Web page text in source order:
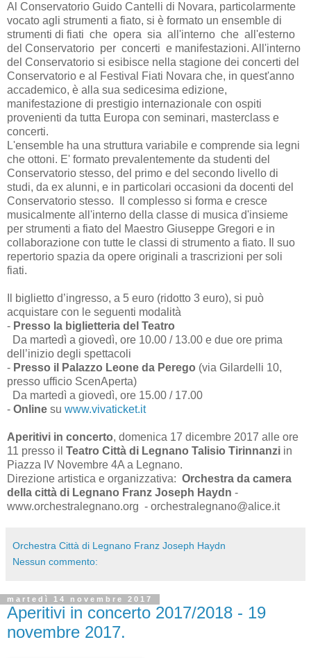
Al Conservatorio Guido Cantelli di Novara, particolarmente
vocato agli strumenti a fiato, si è formato un ensemble di
strumenti di fiati che opera sia all'interno che all'esterno
del Conservatorio per concerti e manifestazioni. All'interno
del Conservatorio si esibisce nella stagione dei concerti del
Conservatorio e al Festival Fiati Novara che, in quest'anno
accademico, è alla sua sedicesima edizione,
manifestazione di prestigio internazionale con ospiti
provenienti da tutta Europa con seminari, masterclass e
concerti.
L'ensemble ha una struttura variabile e comprende sia legni
che ottoni. E' formato prevalentemente da studenti del
Conservatorio stesso, del primo e del secondo livello di
studi, da ex alunni, e in particolari occasioni da docenti del
Conservatorio stesso. Il complesso si forma e cresce
musicalmente all'interno della classe di musica d'insieme
per strumenti a fiato del Maestro Giuseppe Gregori e in
collaborazione con tutte le classi di strumento a fiato. Il suo
repertorio spazia da opere originali a trascrizioni per soli
fiati.
Il biglietto d’ingresso, a 5 euro (ridotto 3 euro), si può
acquistare con le seguenti modalità
- Presso la biglietteria del Teatro
Da martedì a giovedì, ore 10.00 / 13.00 e due ore prima
dell’inizio degli spettacoli
- Presso il Palazzo Leone da Perego (via Gilardelli 10,
presso ufficio ScenAperta)
Da martedì a giovedì, ore 15.00 / 17.00
- Online su www.vivaticket.it
Aperitivi in concerto, domenica 17 dicembre 2017 alle ore
11 presso il Teatro Città di Legnano Talisio Tirinnanzi in
Piazza IV Novembre 4A a Legnano.
Direzione artistica e organizzativa: Orchestra da camera
della città di Legnano Franz Joseph Haydn -
www.orchestralegnano.org - orchestralegnano@alice.it
Orchestra Città di Legnano Franz Joseph Haydn
Nessun commento:
martedì 14 novembre 2017
Aperitivi in concerto 2017/2018 - 19
novembre 2017.